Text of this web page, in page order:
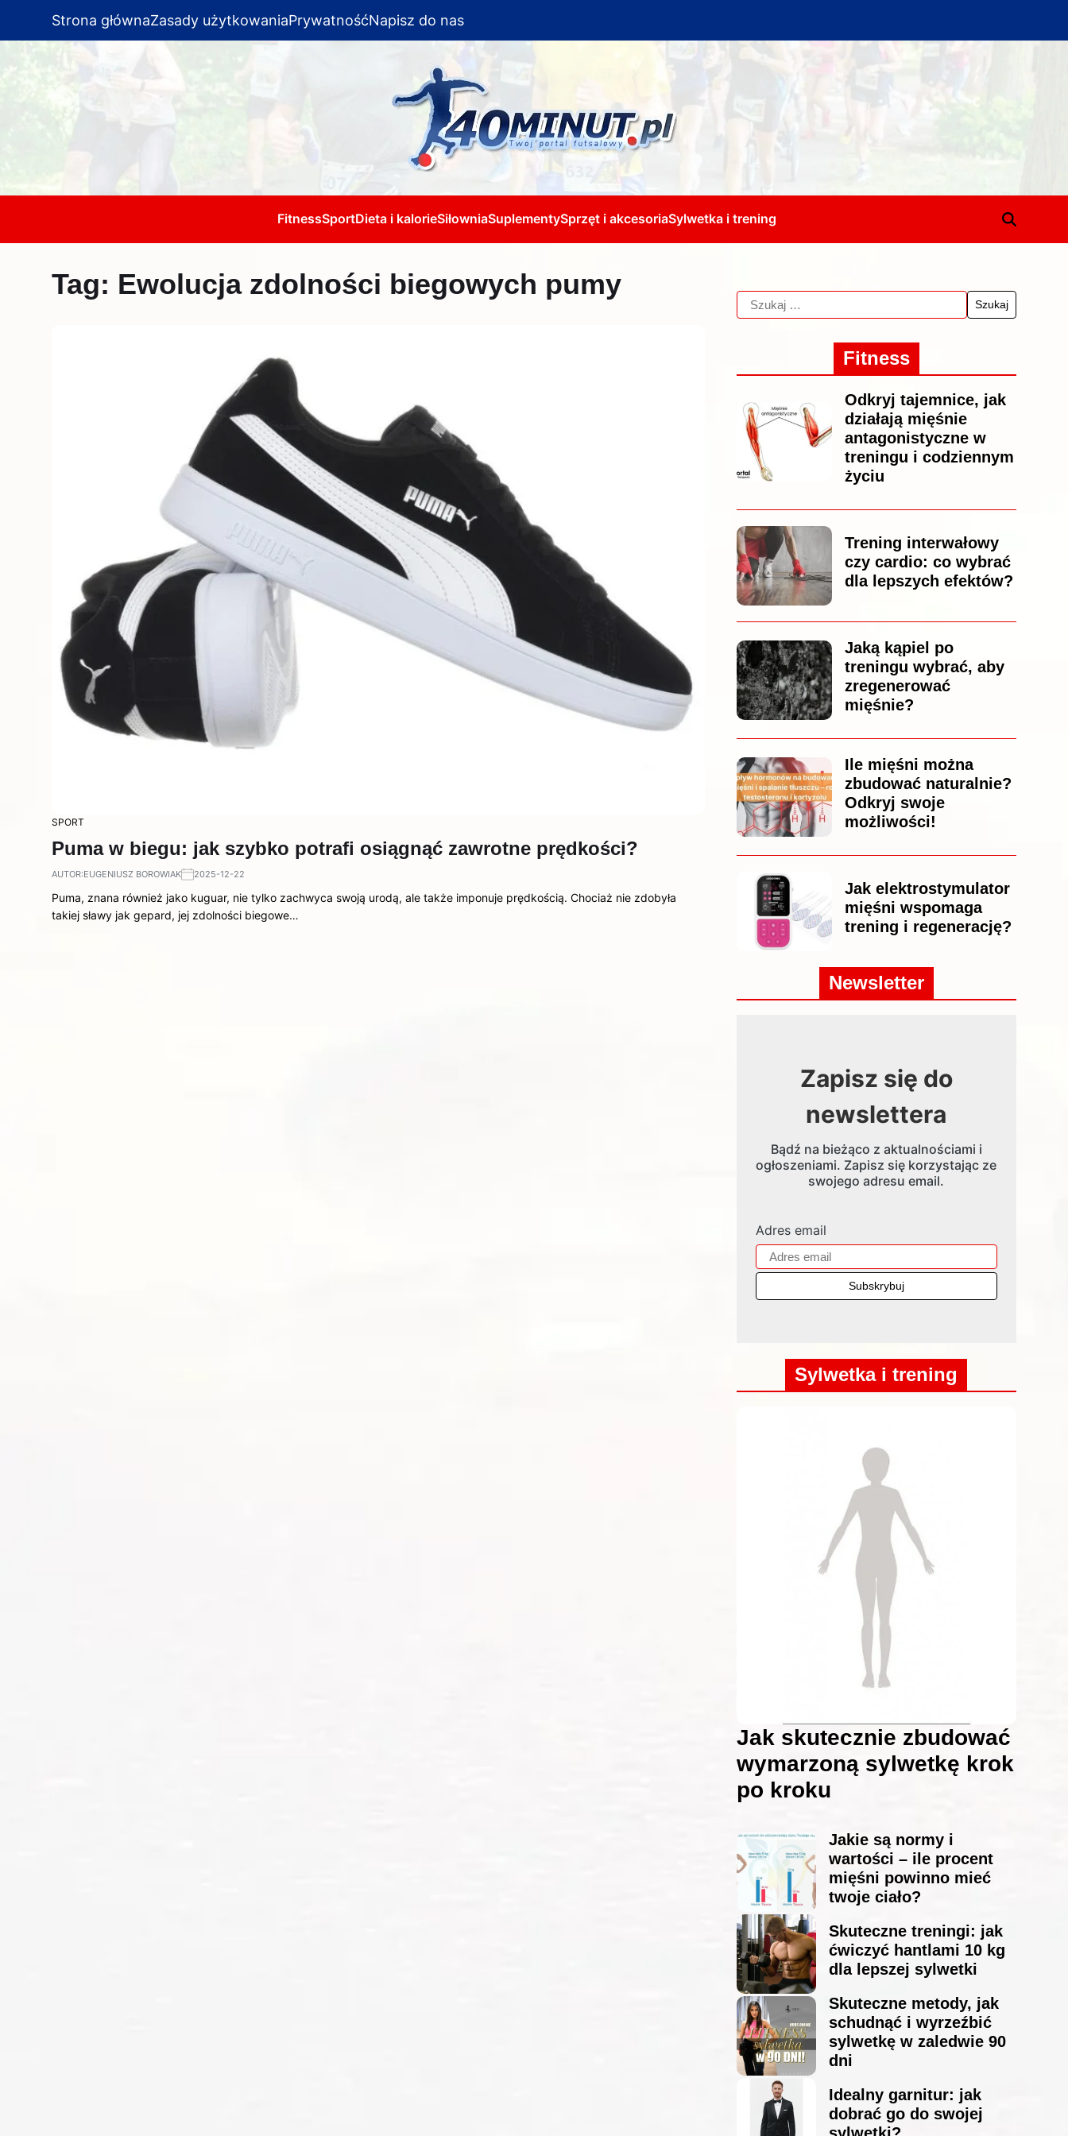
Strona głównaZasady użytkowaniaPrywatnośćNapisz do nas
FitnessSportDieta i kalorieSiłowniaSuplementySprzęt i akcesoriaSylwetka i trening
Tag: Ewolucja zdolności biegowych pumy
SPORT
Puma w biegu: jak szybko potrafi osiągnąć zawrotne prędkości?
AUTOR:EUGENIUSZ BOROWIAK 2025-12-22
Puma, znana również jako kuguar, nie tylko zachwyca swoją urodą, ale także imponuje prędkością. Chociaż nie zdobyła
takiej sławy jak gepard, jej zdolności biegowe…
Fitness
Odkryj tajemnice, jak
działają mięśnie
antagonistyczne w
treningu i codziennym
życiu
Trening interwałowy
czy cardio: co wybrać
dla lepszych efektów?
Jaką kąpiel po
treningu wybrać, aby
zregenerować
mięśnie?
Ile mięśni można
zbudować naturalnie?
Odkryj swoje
możliwości!
Jak elektrostymulator
mięśni wspomaga
trening i regenerację?
Newsletter
Zapisz się do
newslettera
Bądź na bieżąco z aktualnościami i
ogłoszeniami. Zapisz się korzystając ze
swojego adresu email.
Adres email
Sylwetka i trening
Jak skutecznie zbudować
wymarzoną sylwetkę krok
po kroku
Jakie są normy i
wartości – ile procent
mięśni powinno mieć
twoje ciało?
Skuteczne treningi: jak
ćwiczyć hantlami 10 kg
dla lepszej sylwetki
Skuteczne metody, jak
schudnąć i wyrzeźbić
sylwetkę w zaledwie 90
dni
Idealny garnitur: jak
dobrać go do swojej